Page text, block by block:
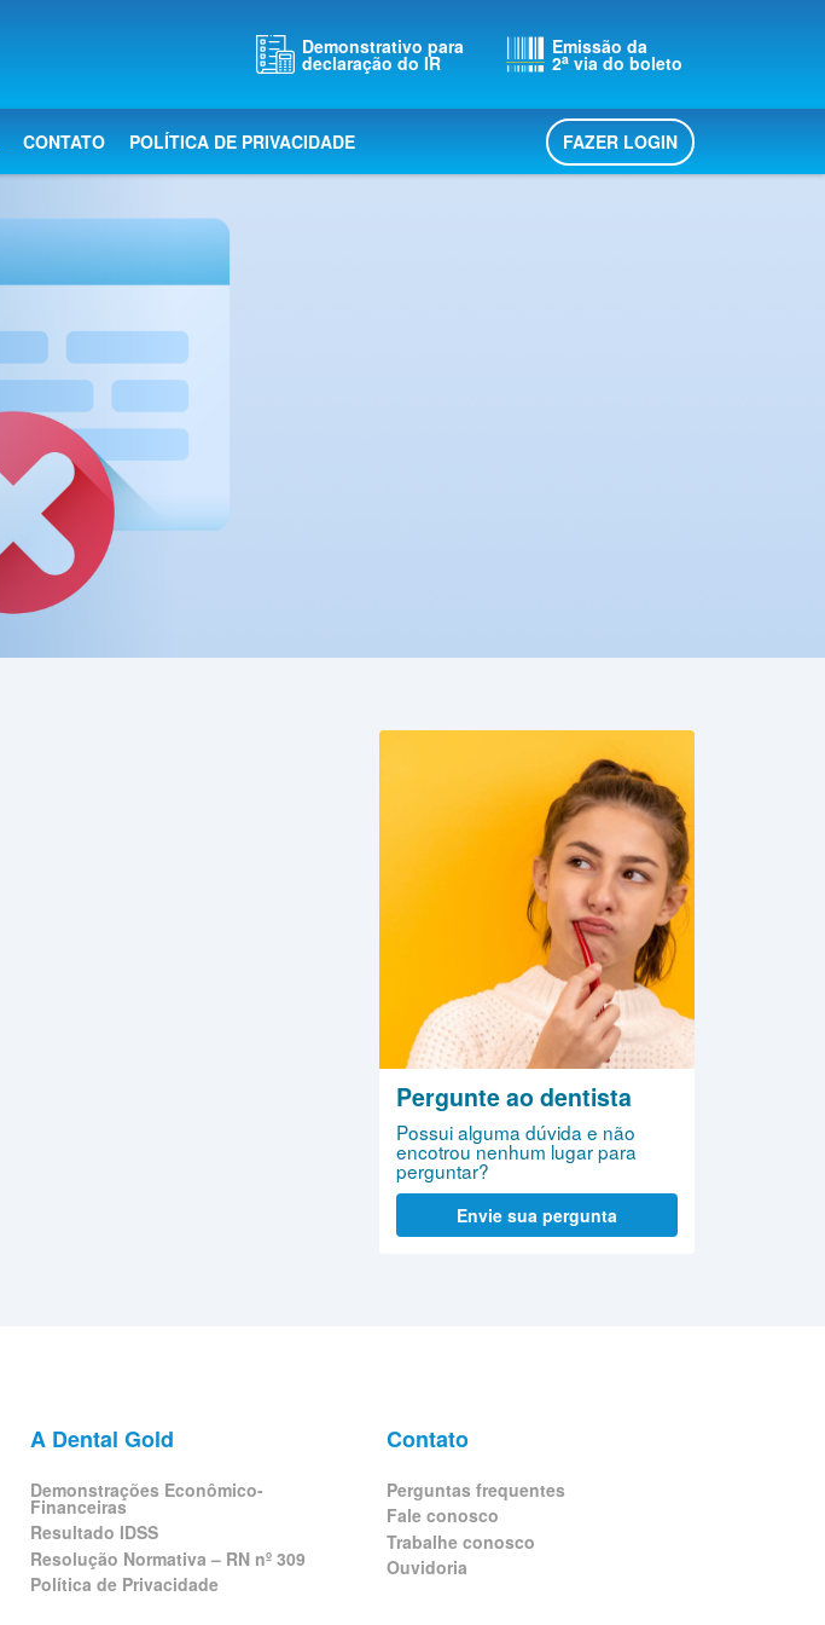
Demonstrativo para
declaração do IR
Emissão da
2avia do boleto
CONTATO POLÍTICA DE PRIVACIDADE FAZER LOGIN
Pergunte ao dentista
Possui alguma dúvida e não
encotrou nenhum lugar para
perguntar?
Envie sua pergunta
A Dental Gold
Demonstrações Econômico-
Financeiras
Resultado IDSS
Resolução Normativa – RN nº 309
Política de Privacidade
Contato
Perguntas frequentes
Fale conosco
Trabalhe conosco
Ouvidoria